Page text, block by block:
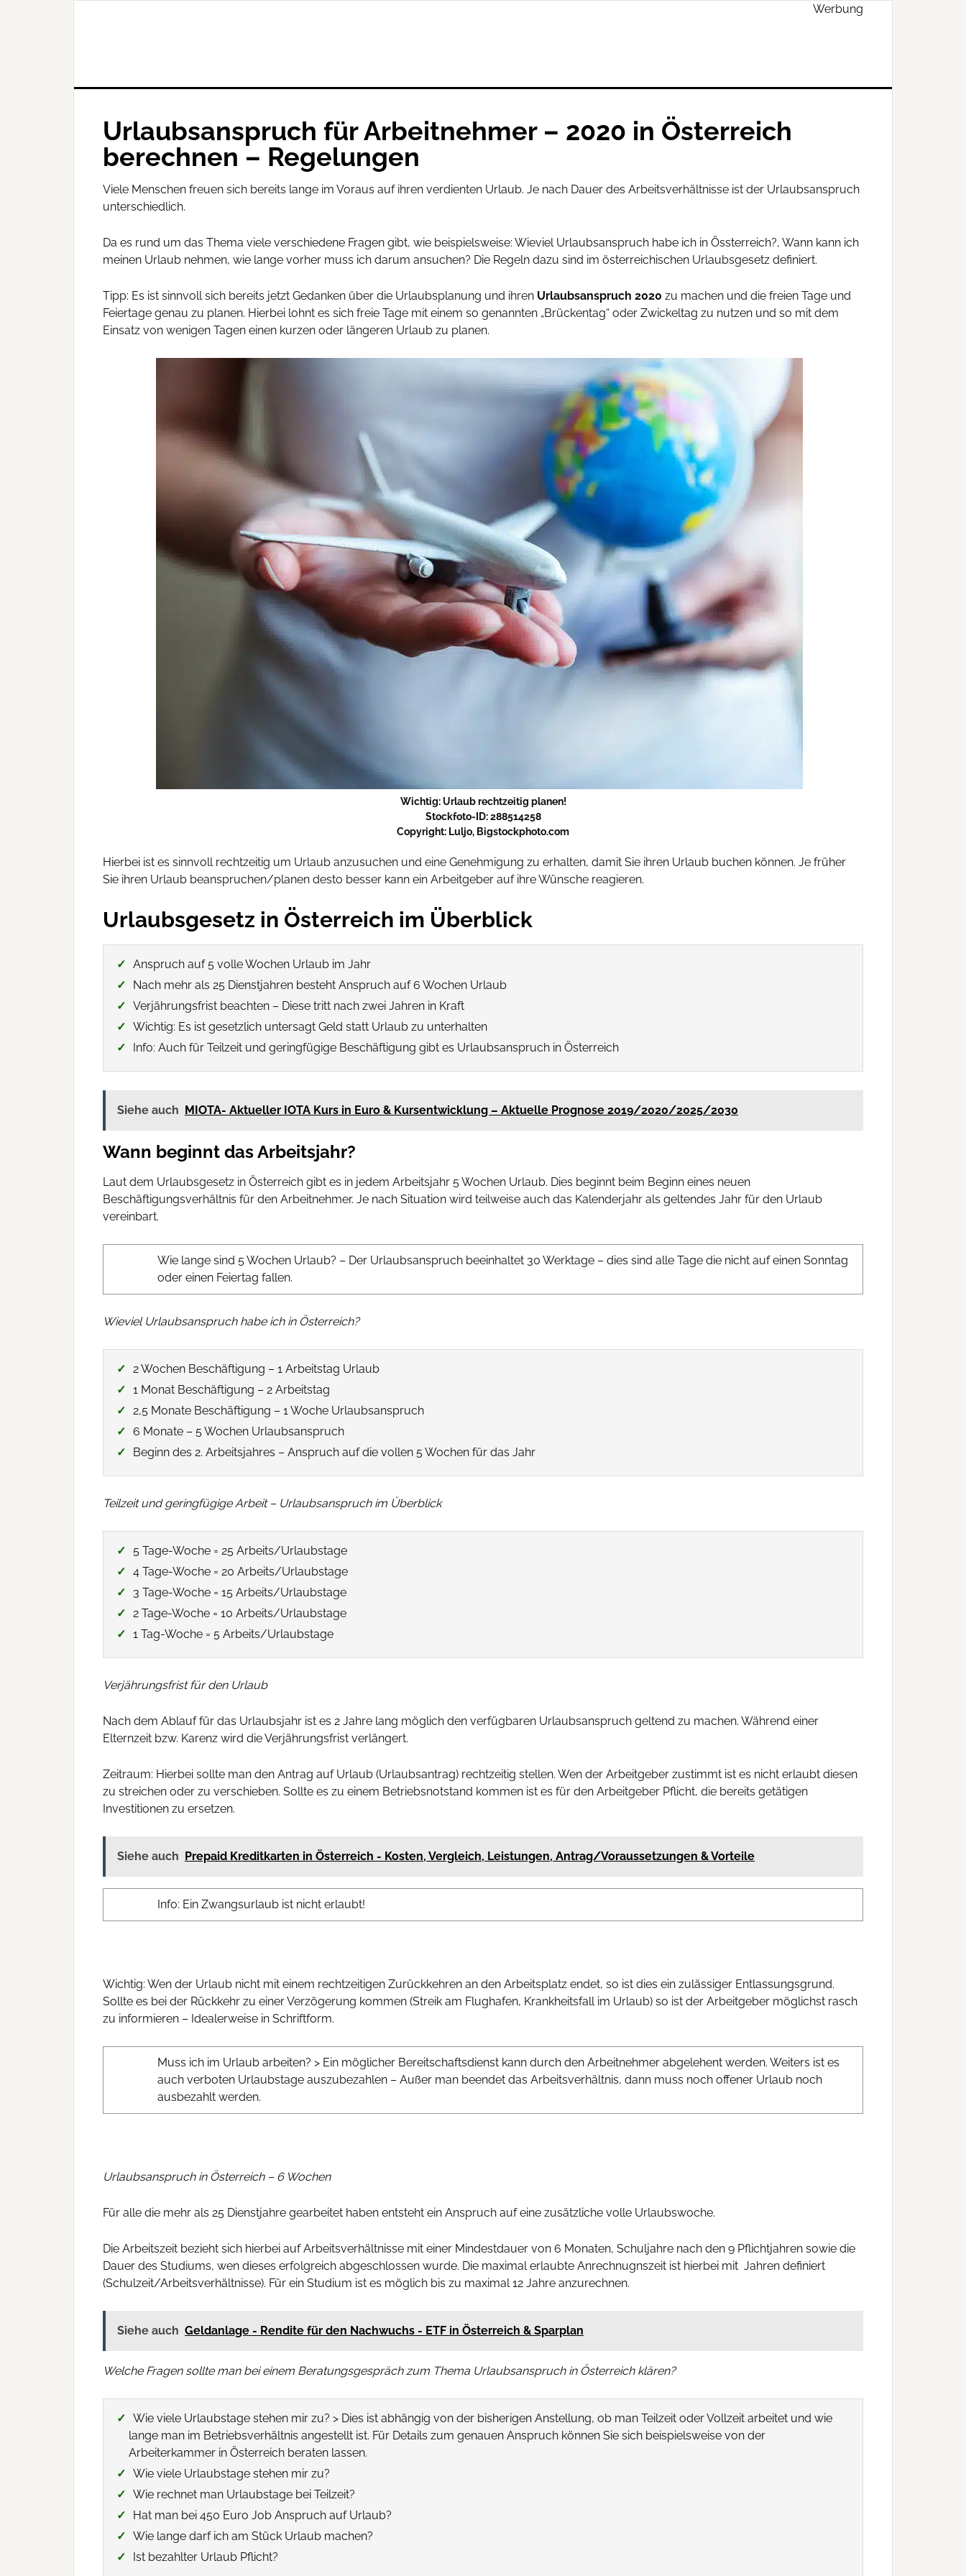
Werbung
Urlaubsanspruch für Arbeitnehmer – 2020 in Österreich
berechnen – Regelungen
Viele Menschen freuen sich bereits lange im Voraus auf ihren verdienten Urlaub. Je nach Dauer des Arbeitsverhältnisse ist der Urlaubsanspruch
unterschiedlich.
Da es rund um das Thema viele verschiedene Fragen gibt, wie beispielsweise: Wieviel Urlaubsanspruch habe ich in Össterreich?, Wann kann ich
meinen Urlaub nehmen, wie lange vorher muss ich darum ansuchen? Die Regeln dazu sind im österreichischen Urlaubsgesetz definiert.
Tipp: Es ist sinnvoll sich bereits jetzt Gedanken über die Urlaubsplanung und ihren Urlaubsanspruch 2020 zu machen und die freien Tage und
Feiertage genau zu planen. Hierbei lohnt es sich freie Tage mit einem so genannten „Brückentag“ oder Zwickeltag zu nutzen und so mit dem
Einsatz von wenigen Tagen einen kurzen oder längeren Urlaub zu planen.
Wichtig: Urlaub rechtzeitig planen!
Stockfoto-ID: 288514258
Copyright: Luljo, Bigstockphoto.com
Hierbei ist es sinnvoll rechtzeitig um Urlaub anzusuchen und eine Genehmigung zu erhalten, damit Sie ihren Urlaub buchen können. Je früher
Sie ihren Urlaub beanspruchen/planen desto besser kann ein Arbeitgeber auf ihre Wünsche reagieren.
Urlaubsgesetz in Österreich im Überblick
Anspruch auf 5 volle Wochen Urlaub im Jahr
Nach mehr als 25 Dienstjahren besteht Anspruch auf 6 Wochen Urlaub
Verjährungsfrist beachten – Diese tritt nach zwei Jahren in Kraft
Wichtig: Es ist gesetzlich untersagt Geld statt Urlaub zu unterhalten
Info: Auch für Teilzeit und geringfügige Beschäftigung gibt es Urlaubsanspruch in Österreich
Siehe auch MIOTA- Aktueller IOTA Kurs in Euro & Kursentwicklung – Aktuelle Prognose 2019/2020/2025/2030
Wann beginnt das Arbeitsjahr?
Laut dem Urlaubsgesetz in Österreich gibt es in jedem Arbeitsjahr 5 Wochen Urlaub. Dies beginnt beim Beginn eines neuen
Beschäftigungsverhältnis für den Arbeitnehmer. Je nach Situation wird teilweise auch das Kalenderjahr als geltendes Jahr für den Urlaub
vereinbart.
Wie lange sind 5 Wochen Urlaub? – Der Urlaubsanspruch beeinhaltet 30 Werktage – dies sind alle Tage die nicht auf einen Sonntag
oder einen Feiertag fallen.
Wieviel Urlaubsanspruch habe ich in Österreich?
2 Wochen Beschäftigung – 1 Arbeitstag Urlaub
1 Monat Beschäftigung – 2 Arbeitstag
2,5 Monate Beschäftigung – 1 Woche Urlaubsanspruch
6 Monate – 5 Wochen Urlaubsanspruch
Beginn des 2. Arbeitsjahres – Anspruch auf die vollen 5 Wochen für das Jahr
Teilzeit und geringfügige Arbeit – Urlaubsanspruch im Überblick
5 Tage-Woche = 25 Arbeits/Urlaubstage
4 Tage-Woche = 20 Arbeits/Urlaubstage
3 Tage-Woche = 15 Arbeits/Urlaubstage
2 Tage-Woche = 10 Arbeits/Urlaubstage
1 Tag-Woche = 5 Arbeits/Urlaubstage
Verjährungsfrist für den Urlaub
Nach dem Ablauf für das Urlaubsjahr ist es 2 Jahre lang möglich den verfügbaren Urlaubsanspruch geltend zu machen. Während einer
Elternzeit bzw. Karenz wird die Verjährungsfrist verlängert.
Zeitraum: Hierbei sollte man den Antrag auf Urlaub (Urlaubsantrag) rechtzeitig stellen. Wen der Arbeitgeber zustimmt ist es nicht erlaubt diesen
zu streichen oder zu verschieben. Sollte es zu einem Betriebsnotstand kommen ist es für den Arbeitgeber Pflicht, die bereits getätigen
Investitionen zu ersetzen.
Siehe auch Prepaid Kreditkarten in Österreich - Kosten, Vergleich, Leistungen, Antrag/Voraussetzungen & Vorteile
Info: Ein Zwangsurlaub ist nicht erlaubt!
Wichtig: Wen der Urlaub nicht mit einem rechtzeitigen Zurückkehren an den Arbeitsplatz endet, so ist dies ein zulässiger Entlassungsgrund.
Sollte es bei der Rückkehr zu einer Verzögerung kommen (Streik am Flughafen, Krankheitsfall im Urlaub) so ist der Arbeitgeber möglichst rasch
zu informieren – Idealerweise in Schriftform.
Muss ich im Urlaub arbeiten? > Ein möglicher Bereitschaftsdienst kann durch den Arbeitnehmer abgelehent werden. Weiters ist es
auch verboten Urlaubstage auszubezahlen – Außer man beendet das Arbeitsverhältnis, dann muss noch offener Urlaub noch
ausbezahlt werden.
Urlaubsanspruch in Österreich – 6 Wochen
Für alle die mehr als 25 Dienstjahre gearbeitet haben entsteht ein Anspruch auf eine zusätzliche volle Urlaubswoche.
Die Arbeitszeit bezieht sich hierbei auf Arbeitsverhältnisse mit einer Mindestdauer von 6 Monaten, Schuljahre nach den 9 Pflichtjahren sowie die
Dauer des Studiums, wen dieses erfolgreich abgeschlossen wurde. Die maximal erlaubte Anrechnugnszeit ist hierbei mit Jahren definiert
(Schulzeit/Arbeitsverhältnisse). Für ein Studium ist es möglich bis zu maximal 12 Jahre anzurechnen.
Siehe auch Geldanlage - Rendite für den Nachwuchs - ETF in Österreich & Sparplan
Welche Fragen sollte man bei einem Beratungsgespräch zum Thema Urlaubsanspruch in Österreich klären?
Wie viele Urlaubstage stehen mir zu? > Dies ist abhängig von der bisherigen Anstellung, ob man Teilzeit oder Vollzeit arbeitet und wie
lange man im Betriebsverhältnis angestellt ist. Für Details zum genauen Anspruch können Sie sich beispielsweise von der
Arbeiterkammer in Österreich beraten lassen.
Wie viele Urlaubstage stehen mir zu?
Wie rechnet man Urlaubstage bei Teilzeit?
Hat man bei 450 Euro Job Anspruch auf Urlaub?
Wie lange darf ich am Stück Urlaub machen?
Ist bezahlter Urlaub Pflicht?